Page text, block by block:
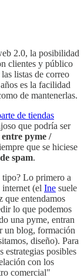
2.0, la posibilidad
clientes y público
listas de correo
es la facilidad
de mantenerlas.
de tiendas
que podría ser
pyme /
que se hiciese
spam.
tipo? Lo primero a
internet (el Ine suele
que entendamos
lo que podemos
una pyme, entran
un blog, formación
diseño). Para
estrategias posibles
con los
comercial"